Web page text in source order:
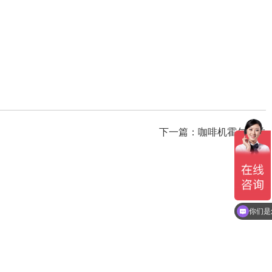
下一篇： 咖啡机霍尔开关
你们